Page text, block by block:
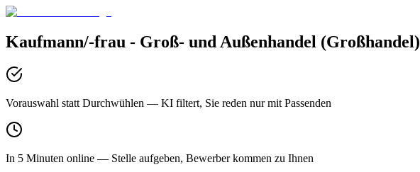
Kaufmann/-frau - Groß- und Außenhandel (Großhandel)
Vorauswahl statt Durchwühlen — KI filtert, Sie reden nur mit Passenden
In 5 Minuten online — Stelle aufgeben, Bewerber kommen zu Ihnen